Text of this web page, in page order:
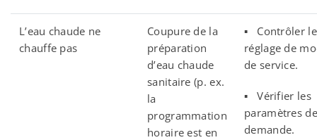
L’eau chaude ne
chauffe pas
Coupure de la
préparation
d’eau chaude
sanitaire (p. ex.
la
programmation
horaire est en
▪ Contrôler le
réglage de
de service.
▪ Vérifier les
paramètres de
demande.